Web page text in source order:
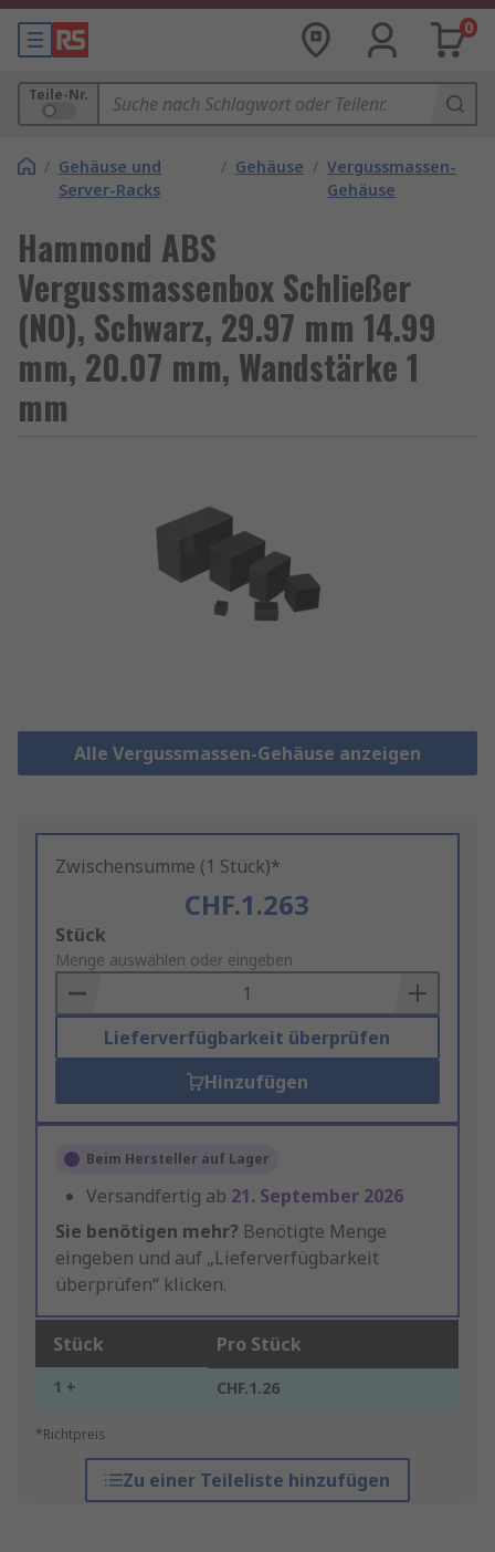
0
Teile-Nr.
/ Gehäuse und
Server-Racks
/ Gehäuse / Vergussmassen-
Gehäuse
Hammond ABS
Vergussmassenbox Schließer
(NO), Schwarz, 29.97 mm 14.99
mm, 20.07 mm, Wandstärke 1
mm
Alle Vergussmassen-Gehäuse anzeigen
Zwischensumme (1 Stück)*
CHF.1.263
Add
to
Basket
Stück
Menge auswählen oder eingeben
Lieferverfügbarkeit überprüfen
Hinzufügen
Beim Hersteller auf Lager
Versandfertig ab 21. September 2026
Sie benötigen mehr? Benötigte Menge
eingeben und auf „Lieferverfügbarkeit
überprüfen“ klicken.
Stück Pro Stück
1 + CHF.1.26
*Richtpreis
Zu einer Teileliste hinzufügen